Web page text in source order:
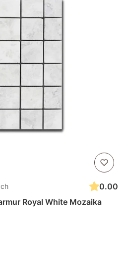
0.00
Royal White Mozaika